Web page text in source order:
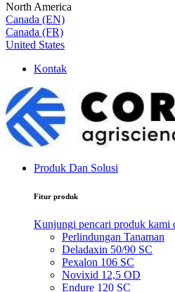
North America
Canada (EN)
Canada (FR)
United States
Kontak
Produk Dan Solusi
Fitur produk
Kunjungi pencari produk kami
Perlindungan Tanaman
Deladaxin 50/90 SC
Pexalon 106 SC
Novixid 12,5 OD
Endure 120 SC